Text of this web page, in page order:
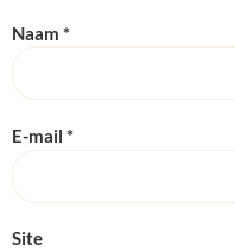
Naam *
E-mail *
Site